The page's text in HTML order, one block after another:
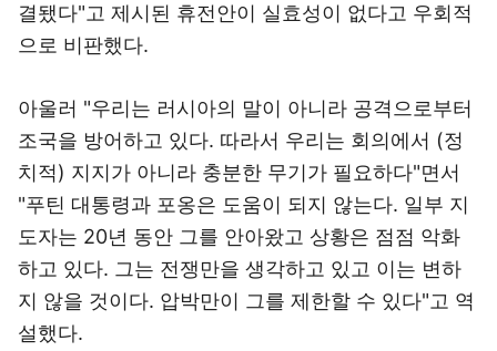
결됐다"고 제시된 휴전안이 실효성이 없다고 우회적
으로 비판했다.
아울러 "우리는 러시아의 말이 아니라 공격으로부터
조국을 방어하고 있다. 따라서 우리는 회의에서 (정
치적) 지지가 아니라 충분한 무기가 필요하다"면서
"푸틴 대통령과 포옹은 도움이 되지 않는다. 일부 지
도자는 20년 동안 그를 안아왔고 상황은 점점 악화
하고 있다. 그는 전쟁만을 생각하고 있고 이는 변하
지 않을 것이다. 압박만이 그를 제한할 수 있다"고 역
설했다.